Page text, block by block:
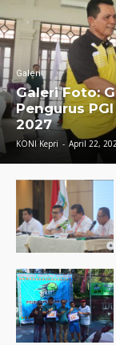
Galeri
Galeri Foto:
Pengurus
2027
KONI Kepri - April 22,